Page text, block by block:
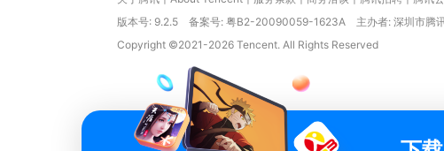
版本号: 9.2.5 备案号: 粤B2-20090059-1623A
主办者: 深圳市腾
Copyright ©2021-2026 Tencent. All Rights Reserved